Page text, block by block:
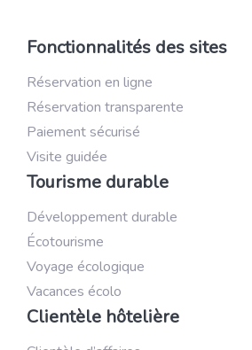
Fonctionnalités des sites
Réservation en ligne
Réservation transparente
Paiement sécurisé
Visite guidée
Tourisme durable
Développement durable
Écotourisme
Voyage écologique
Vacances écolo
Clientèle hôtelière